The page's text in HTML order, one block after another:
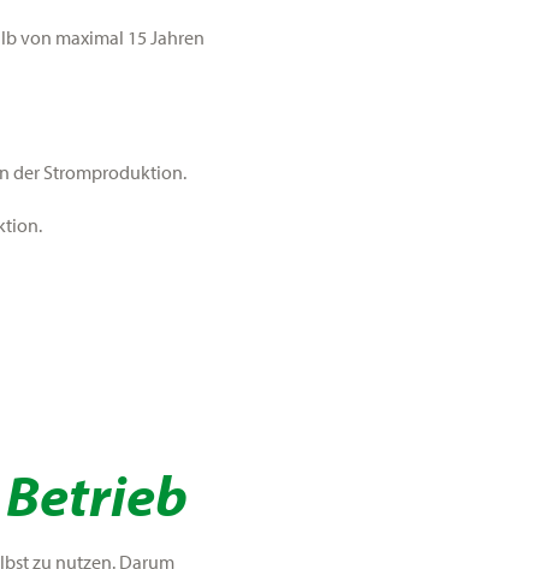
von maximal 15 Jahren
der Stromproduktion.
zu nutzen. Darum